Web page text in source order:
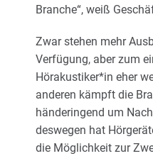
Branche“, weiß
Zwar stehen mehr
Verfügung, aber zum
Hörakustiker*in eher
anderen kämpft die
händeringend um
deswegen hat
die Möglichkeit zur